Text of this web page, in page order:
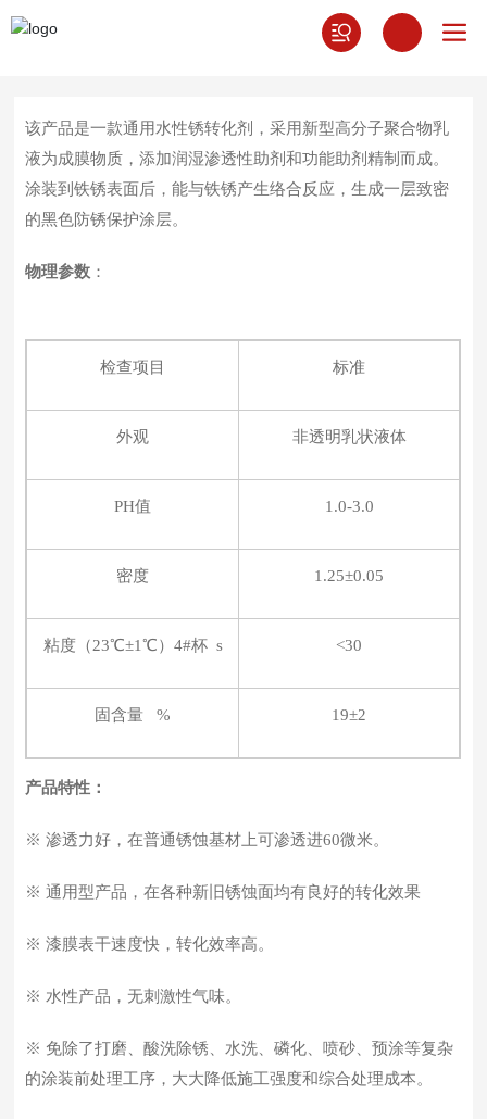
该产品是一款通用水性锈转化剂，采用新型高分子聚合物乳
液为成膜物质，添加润湿渗透性助剂和功能助剂精制而成。
涂装到铁锈表面后，能与铁锈产生络合反应，生成一层致密
的黑色防锈保护涂层。
物理参数 ：
检查项目 标准
外观 非透明乳状液体
PH值 1.0-3.0
密度 1.25±0.05
粘度（23℃±1℃）4#杯 s <30
固含量 % 19±2
产品特性：
※ 渗透力好，在普通锈蚀基材上可渗透进60微米。
※ 通用型产品，在各种新旧锈蚀面均有良好的转化效果
※ 漆膜表干速度快，转化效率高。
※ 水性产品，无刺激性气味。
※ 免除了打磨、酸洗除锈、水洗、磷化、喷砂、预涂等复杂
的涂装前处理工序，大大降低施工强度和综合处理成本。